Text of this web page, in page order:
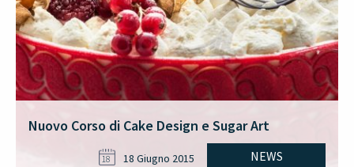
Nuovo Corso di Cake Design e Sugar Art
NEWS
18 18 Giugno 2015